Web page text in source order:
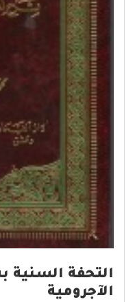
التحفة السنية
الآجرومية